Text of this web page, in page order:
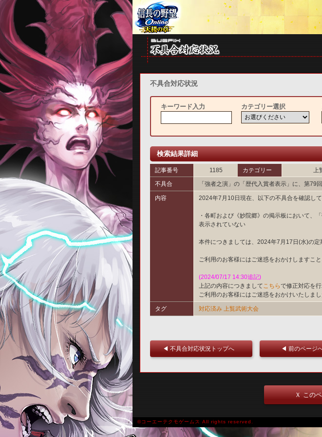
不具合対応状況
キーワード入力 カテゴリー選択
検索結果詳細
記事番号 1185 カテゴリー
不具合
「強者之演」の「歴代入賞者表示」に、第79
内容 2024年7月10日現在、以下の不具合を確認して
・各町および《妙院郷》の掲示板において、
表示されていない
本件につきましては、2024年7月17日(水)の定
ご利用のお客様にはご迷惑をおかけしますこ
(2024/07/17 14:30追記)
上記の内容につきまして こちらで修正対応を
ご利用のお客様にはご迷惑をおかけいたしま
タグ 対応済み 上覧武術大会
◀ 不具合対応状況トップへ ◀ 前のページ
Ｘ この